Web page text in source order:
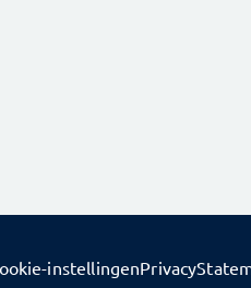
instellingen